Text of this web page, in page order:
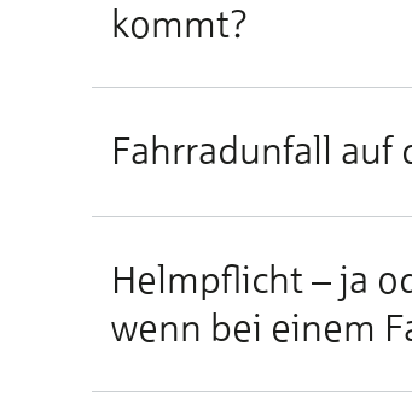
kommt?
Fahr­rad­un­fall auf
Helm­pflicht – ja
wenn bei ei­nem